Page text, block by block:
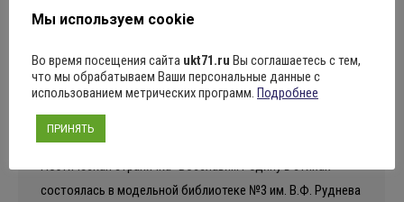
Поэтическая страничка “Восславим
Родину в стихах”
Новости Автор:
Оставить комментарий
состоялась в модельной библиотеке №3 им. В.Ф. Руднева
Мы используем cookie
Во время посещения сайта ukt71.ru Вы соглашаетесь с тем,
что мы обрабатываем Ваши персональные данные с
использованием метрических программ. Подробнее
ПРИНЯТЬ